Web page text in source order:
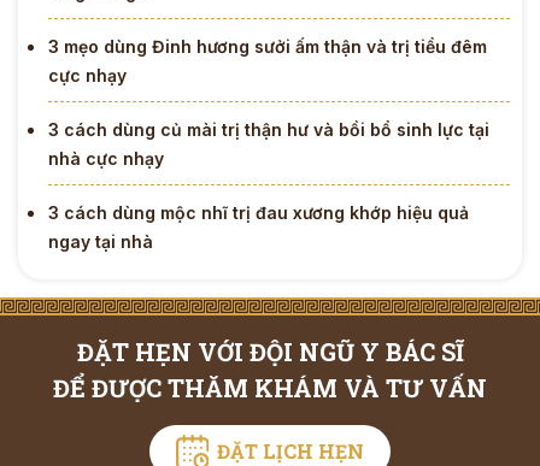
3 mẹo dùng Đinh hương sưởi ấm thận và trị tiểu đêm
cực nhạy
3 cách dùng củ mài trị thận hư và bồi bổ sinh lực tại
nhà cực nhạy
3 cách dùng mộc nhĩ trị đau xương khớp hiệu quả
ngay tại nhà
ĐẶT HẸN VỚI ĐỘI NGŨ Y BÁC SĨ
ĐỂ ĐƯỢC THĂM KHÁM VÀ TƯ VẤN
ĐẶT LỊCH HẸN